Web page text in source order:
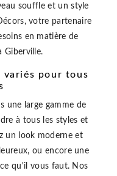
souffle et un style
votre partenaire
en matière de
Giberville.
variés pour tous
une large gamme de
à tous les styles et
un look moderne et
ou encore une
qu'il vous faut. Nos